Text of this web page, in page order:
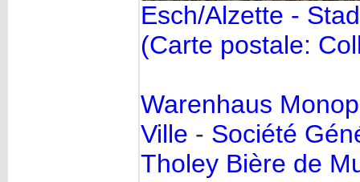
Esch/Alzette -
(Carte postale:
Warenhaus
Ville - Société
Tholey Bière de